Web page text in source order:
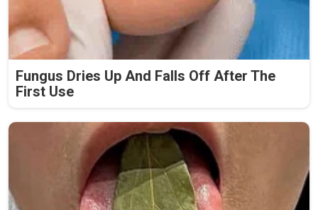
Fungus Dries Up And Falls Off After The
First Use